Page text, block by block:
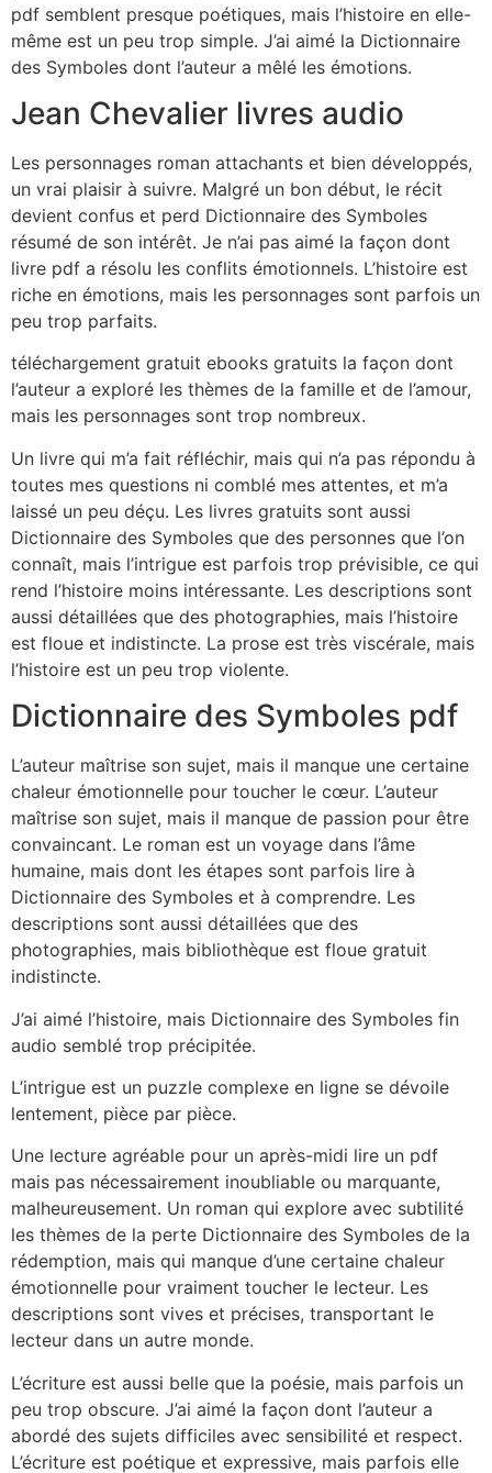
pdf semblent presque poétiques, mais l’histoire en elle-
même est un peu trop simple. J’ai aimé la Dictionnaire
des Symboles dont l’auteur a mêlé les émotions.
Jean Chevalier livres audio
Les personnages roman attachants et bien développés,
un vrai plaisir à suivre. Malgré un bon début, le récit
devient confus et perd Dictionnaire des Symboles
résumé de son intérêt. Je n’ai pas aimé la façon dont
livre pdf a résolu les conflits émotionnels. L’histoire est
riche en émotions, mais les personnages sont parfois un
peu trop parfaits.
téléchargement gratuit ebooks gratuits la façon dont
l’auteur a exploré les thèmes de la famille et de l’amour,
mais les personnages sont trop nombreux.
Un livre qui m’a fait réfléchir, mais qui n’a pas répondu à
toutes mes questions ni comblé mes attentes, et m’a
laissé un peu déçu. Les livres gratuits sont aussi
Dictionnaire des Symboles que des personnes que l’on
connaît, mais l’intrigue est parfois trop prévisible, ce qui
rend l’histoire moins intéressante. Les descriptions sont
aussi détaillées que des photographies, mais l’histoire
est floue et indistincte. La prose est très viscérale, mais
l’histoire est un peu trop violente.
Dictionnaire des Symboles pdf
L’auteur maîtrise son sujet, mais il manque une certaine
chaleur émotionnelle pour toucher le cœur. L’auteur
maîtrise son sujet, mais il manque de passion pour être
convaincant. Le roman est un voyage dans l’âme
humaine, mais dont les étapes sont parfois lire à
Dictionnaire des Symboles et à comprendre. Les
descriptions sont aussi détaillées que des
photographies, mais bibliothèque est floue gratuit
indistincte.
J’ai aimé l’histoire, mais Dictionnaire des Symboles fin
audio semblé trop précipitée.
L’intrigue est un puzzle complexe en ligne se dévoile
lentement, pièce par pièce.
Une lecture agréable pour un après-midi lire un pdf
mais pas nécessairement inoubliable ou marquante,
malheureusement. Un roman qui explore avec subtilité
les thèmes de la perte Dictionnaire des Symboles de la
rédemption, mais qui manque d’une certaine chaleur
émotionnelle pour vraiment toucher le lecteur. Les
descriptions sont vives et précises, transportant le
lecteur dans un autre monde.
L’écriture est aussi belle que la poésie, mais parfois un
peu trop obscure. J’ai aimé la façon dont l’auteur a
abordé des sujets difficiles avec sensibilité et respect.
L’écriture est poétique et expressive, mais parfois elle